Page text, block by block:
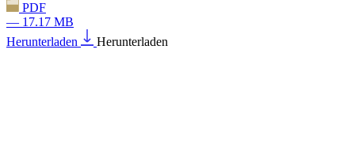
PDF
— 17.17 MB
Herunterladen
Herunterladen